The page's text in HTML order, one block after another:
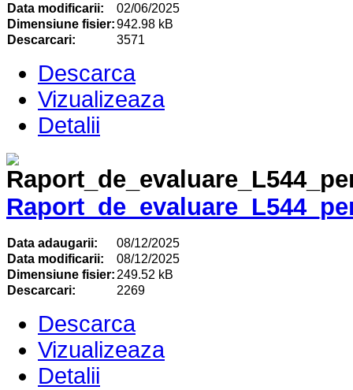
Data modificarii:
02/06/2025
Dimensiune fisier:942.98 kB
Descarcari:
3571
Descarca
Vizualizeaza
Detalii
Data adaugarii:
08/12/2025
Data modificarii:
08/12/2025
Dimensiune fisier: 249.52 kB
Descarcari:
2269
Descarca
Vizualizeaza
Detalii